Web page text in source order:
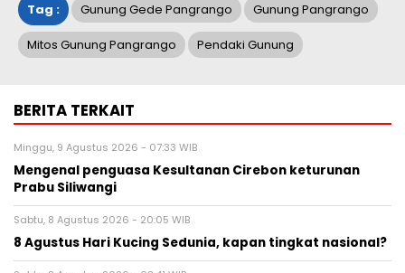
Tag : Gunung Gede Pangrango Gunung Pangrango
Mitos Gunung Pangrango Pendaki Gunung
BERITA TERKAIT
Minggu, 9 Agustus 2026 - 07:33 WIB
Mengenal penguasa Kesultanan Cirebon keturunan
Prabu Siliwangi
Sabtu, 8 Agustus 2026 - 20:05 WIB
8 Agustus Hari Kucing Sedunia, kapan tingkat nasional?